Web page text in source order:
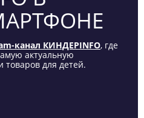
канал КИНДЕРINFO, где
актуальную
для детей.